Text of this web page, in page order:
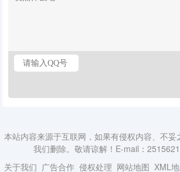
本站内容来源于互联网，如果有侵权内容、不妥
我们删除。敬请谅解！E-mail：
关于我们 广告合作 侵权处理 网站地图 XML